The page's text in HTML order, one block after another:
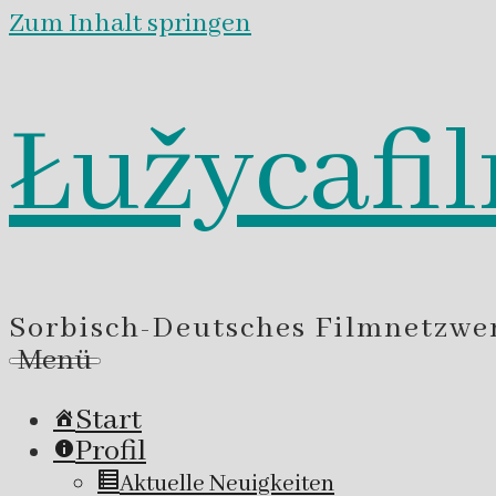
Zum Inhalt springen
Sorbisch-Deutsches
Menü
Start
Profil
Aktuelle Neuigkeiten